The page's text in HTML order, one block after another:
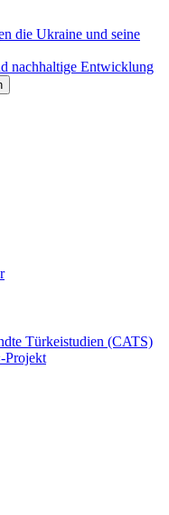
die Ukraine und seine
nachhaltige Entwicklung
Türkeistudien (CATS)
Projekt